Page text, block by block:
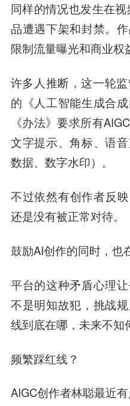
同样的情况也发生在
品遭遇下架和封禁。
限制流量曝光和商业权
许多人推断，这一轮
的《人工智能生成合
《办法》要求所有
文字提示、角标、语
数据、数字水印）。
不过依然有创作者反
还是没有被正常对待。
鼓励AI创作的同时，也
平台的这种矛盾心理
不是明知故犯，挑战
线到底在哪，未来不知
频繁踩红线？
AIGC创作者林聪最近有